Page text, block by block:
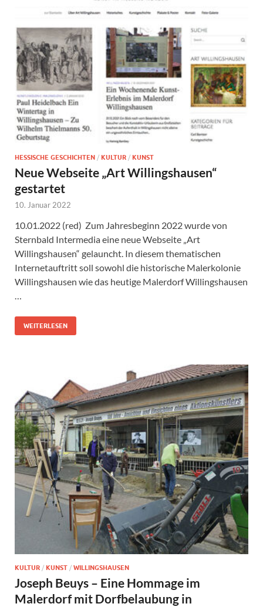
HESSISCHE GESCHICHTEN / KULTUR / KUNST
Neue Webseite „Art Willingshausen“
gestartet
10. Januar 2022
10.01.2022 (red) Zum Jahresbeginn 2022 wurde von
Sternbald Intermedia eine neue Webseite „Art
Willingshausen“ gelauncht. In diesem thematischen
Internetauftritt soll sowohl die historische Malerkolonie
Willingshausen wie das heutige Malerdorf Willingshausen
…
WEITERLESEN
KULTUR / KUNST / WILLINGSHAUSEN
Joseph Beuys – Eine Hommage im
Malerdorf mit Dorfbelaubung in